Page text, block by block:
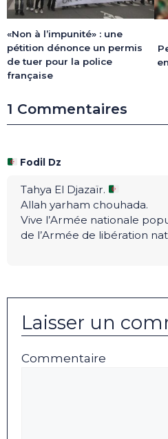
«Non à l’impunité» : une
pétition dénonce un permis
de tuer pour la police
française
1 Commentaires
Fodil Dz
Tahya El Djazaïr.
Allah yarham chouhada.
Vive l’Armée nationale
de l’Armée de libération
Laisser un
Commentaire